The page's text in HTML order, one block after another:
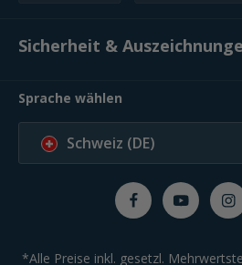
Sicherheit &
Sprache wählen
Schweiz (DE)
*Alle Preise inkl. gesetzl.